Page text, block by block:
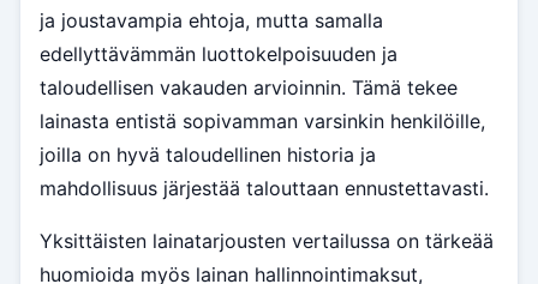
ja joustavampia ehtoja, mutta samalla
edellyttävämmän luottokelpoisuuden ja
taloudellisen vakauden arvioinnin. Tämä tekee
lainasta entistä sopivamman varsinkin henkilöille,
joilla on hyvä taloudellinen historia ja
mahdollisuus järjestää talouttaan ennustettavasti.
Yksittäisten lainatarjousten vertailussa on tärkeää
huomioida myös lainan hallinnointimaksut,